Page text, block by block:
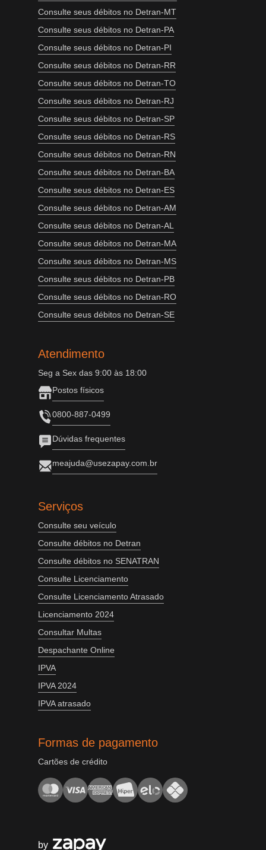
Consulte seus débitos no Detran-MT
Consulte seus débitos no Detran-PA
Consulte seus débitos no Detran-PI
Consulte seus débitos no Detran-RR
Consulte seus débitos no Detran-TO
Consulte seus débitos no Detran-RJ
Consulte seus débitos no Detran-SP
Consulte seus débitos no Detran-RS
Consulte seus débitos no Detran-RN
Consulte seus débitos no Detran-BA
Consulte seus débitos no Detran-ES
Consulte seus débitos no Detran-AM
Consulte seus débitos no Detran-AL
Consulte seus débitos no Detran-MA
Consulte seus débitos no Detran-MS
Consulte seus débitos no Detran-PB
Consulte seus débitos no Detran-RO
Consulte seus débitos no Detran-SE
Atendimento
Seg a Sex das 9:00 às 18:00
Postos físicos
0800-887-0499
Dúvidas frequentes
meajuda@usezapay.com.br
Serviços
Consulte seu veículo
Consulte débitos no Detran
Consulte débitos no SENATRAN
Consulte Licenciamento
Consulte Licenciamento Atrasado
Licenciamento 2024
Consultar Multas
Despachante Online
IPVA
IPVA 2024
IPVA atrasado
Formas de pagamento
Cartões de crédito
by